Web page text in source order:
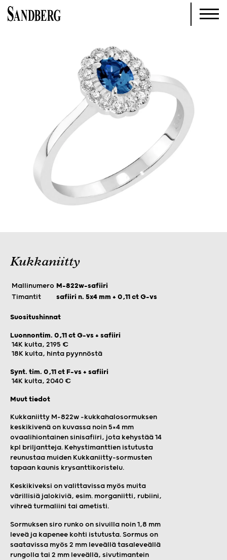
Kukkaniitty
Mallinumero M-822w-safiiri
Timantit
safiiri n. 5x4 mm + 0,11 ct G-vs
Suositushinnat
Luonnontim. 0,11 ct G-vs + safiiri
14K kulta, 2195 €
18K kulta, hinta pyynnöstä
Synt. tim. 0,11 ct F-vs + safiiri
14K kulta, 2040 €
Muut tiedot
Kukkaniitty M-822w -kukkahalosormuksen
keskikivenä on kuvassa noin 5×4 mm
ovaalihiontainen sinisafiiri, jota kehystää 14
kpl briljantteja. Kehystimanttien istutusta
reunustaa muiden Kukkaniitty-sormusten
tapaan kaunis krysanttikoristelu.
Keskikiveksi on valittavissa myös muita
värillisiä jalokiviä, esim. morganiitti, rubiini,
vihreä turmaliini tai ametisti.
Sormuksen siro runko on sivuilla noin 1,8 mm
leveä ja kapenee kohti istutusta. Sormus on
saatavissa myös 2 mm leveällä tasaleveällä
rungolla tai 2 mm leveällä, sivutimantein